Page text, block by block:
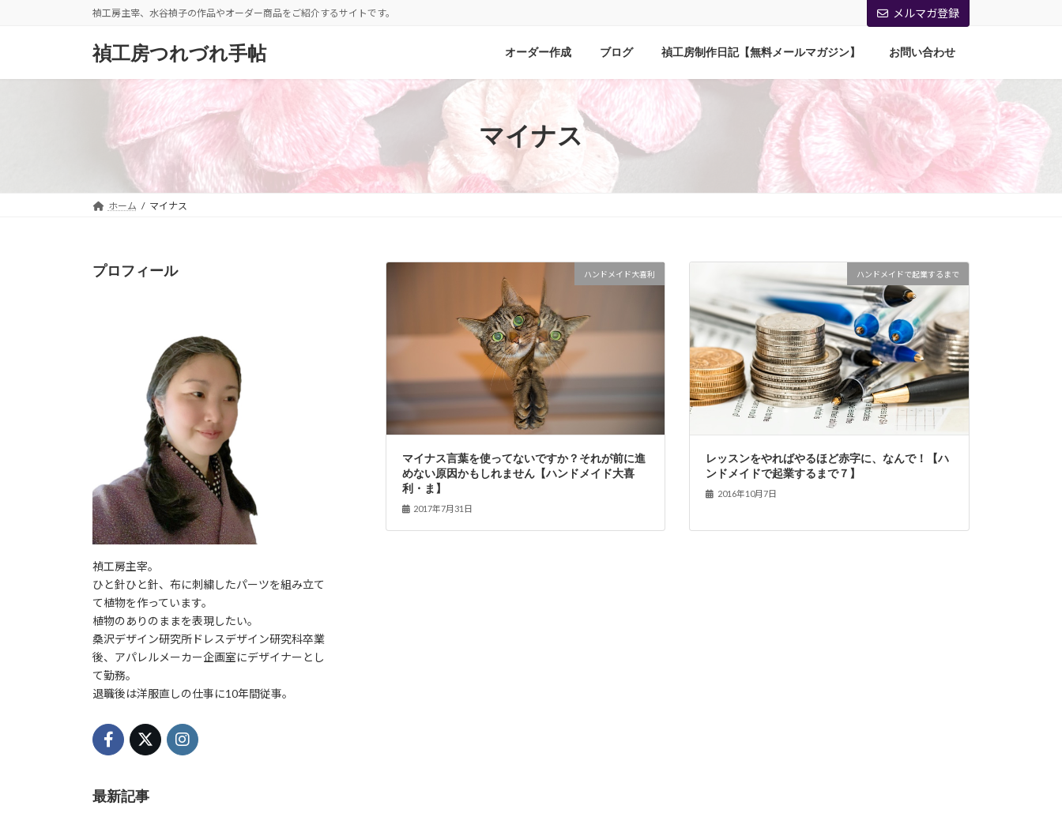
禎工房主宰、水谷禎子の作品やオーダー商品をご紹介するサイトです。 メルマガ登録
禎工房つれづれ手帖 オーダー作成 ブログ 禎工房制作日記【無料メールマガジン】 お問い合わせ
マイナス
ホーム マイナス
ハンドメイド大喜利
マイナス言葉を使ってないですか？それが前に進
めない原因かもしれません【ハンドメイド大喜
利・ま】
2017年7月31日
ハンドメイドで起業するまで
レッスンをやればやるほど赤字に、なんで！【ハ
ンドメイドで起業するまで７】
2016年10月7日
プロフィール
禎工房主宰。
ひと針ひと針、布に刺繍したパーツを組み立て
て植物を作っています。
植物のありのままを表現したい。
桑沢デザイン研究所ドレスデザイン研究科卒業
後、アパレルメーカー企画室にデザイナーとし
て勤務。
退職後は洋服直しの仕事に10年間従事。
最新記事